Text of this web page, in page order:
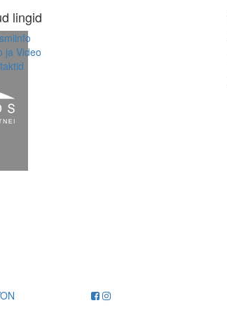
lingid
ja Video